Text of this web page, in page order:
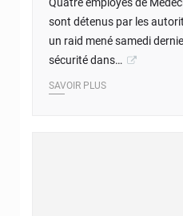
Quatre employés de
sont détenus par les
un raid mené samedi
sécurité dans…
SAVOIR PLUS